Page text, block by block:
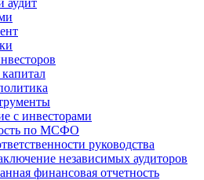
аудит
с инвеcторами
по МСФО
руководства
независимых аудиторов
финансовая отчетность